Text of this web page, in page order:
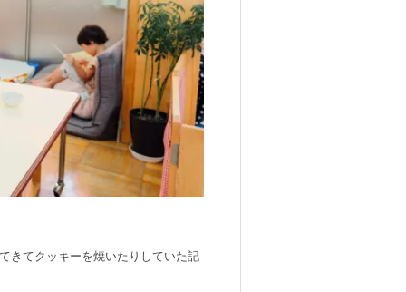
きてクッキーを焼いたりしていた記